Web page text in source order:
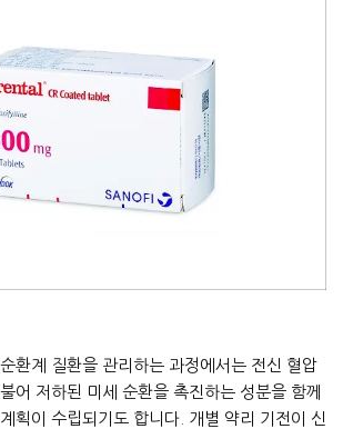
환계 질환을 관리하는 과정에서는 전신 혈압
어 저하된 미세 순환을 촉진하는 성분을 함께
획이 수립되기도 합니다. 개별 약리 기전이 신